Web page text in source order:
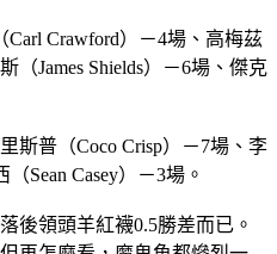
Crawford）－4場、高梅茲
（James Shields）－6場、傑克
斯普（Coco Crisp）－7場、李
Sean Casey）－3場。
後領頭羊紅襪0.5勝差而已。